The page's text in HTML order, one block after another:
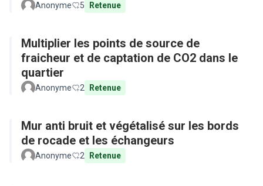
Anonyme 5 Retenue
Multiplier les points de source de
fraicheur et de captation de CO2 dans le
quartier
Anonyme 2 Retenue
Mur anti bruit et végétalisé sur les bords
de rocade et les échangeurs
Anonyme 2 Retenue